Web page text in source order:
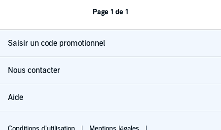
Page 1 de 1
Saisir un code promotionnel
Nous contacter
Aide